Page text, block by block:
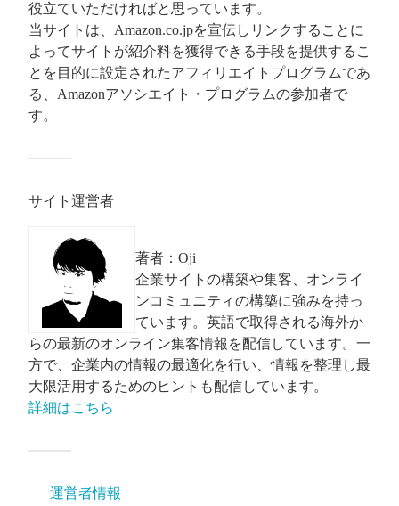
役立ていただければと思っています。
当サイトは、Amazon.co.jpを宣伝しリンクすることに
よってサイトが紹介料を獲得できる手段を提供するこ
とを目的に設定されたアフィリエイトプログラムであ
る、Amazonアソシエイト・プログラムの参加者で
す。
サイト運営者
著者：Oji
企業サイトの構築や集客、オンライ
ンコミュニティの構築に強みを持っ
ています。英語で取得される海外か
らの最新のオンライン集客情報を配信しています。一
方で、企業内の情報の最適化を行い、情報を整理し最
大限活用するためのヒントも配信しています。
詳細はこちら
運営者情報